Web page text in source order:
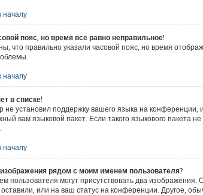
началу
пояс, но время всё равно неправильное!
что правильно указали часовой пояс, но время
началу
в списке!
не установил поддержку вашего языка на
вам языковой пакет. Если такого языкового
началу
рядом с моим именем пользователя?
пользователя могут присутствовать два
или на ваш статус на конференции. Другое,